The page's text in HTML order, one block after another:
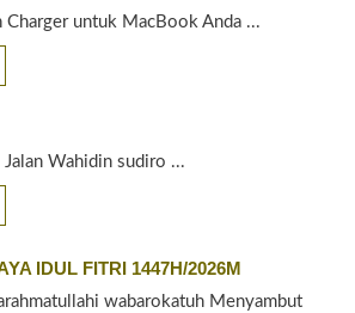
Charger untuk MacBook Anda ...
Jalan Wahidin sudiro ...
IDUL FITRI 1447H/2026M
wabarokatuh Menyambut